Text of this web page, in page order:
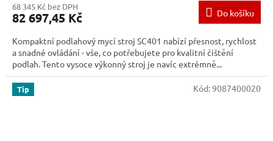
68 345 Kč bez DPH
82 697,45 Kč Do košíku
Kompaktní podlahový mycí stroj SC401 nabízí přesnost, rychlost
a snadné ovládání - vše, co potřebujete pro kvalitní čištění
podlah. Tento vysoce výkonný stroj je navíc extrémně...
Tip Kód:9087400020